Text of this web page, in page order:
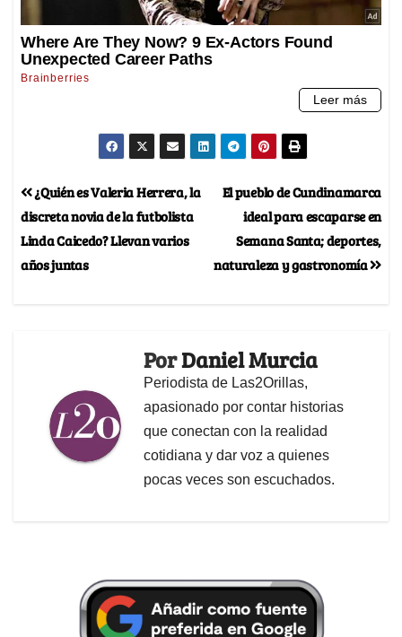
El pueblo de Cundinamarca
ideal para escaparse en
Semana Santa; deportes,
naturaleza y gastronomía
¿Quién es Valeria Herrera, la
discreta novia de la futbolista
Linda Caicedo? Llevan varios
años juntas
PorDaniel Murcia
Periodista de Las2Orillas,
apasionado por contar historias
que conectan con la realidad
cotidiana y dar voz a quienes
pocas veces son escuchados.